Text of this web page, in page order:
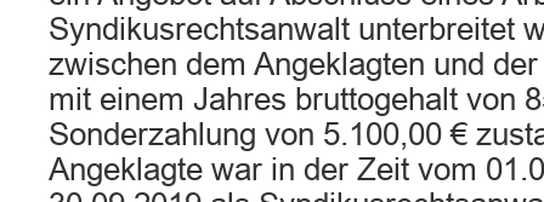
Syndikusrechtsanwalt unterbreitet
zwischen dem Angeklagten und
mit einem Jahres bruttogehalt von
Sonderzahlung von 5.100,00 €
Angeklagte war in der Zeit vom